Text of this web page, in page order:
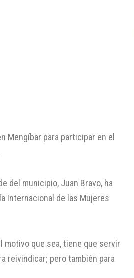
Mengíbar para participar en el
del municipio, Juan Bravo, ha
Internacional de las Mujeres
motivo que sea, tiene que servir
reivindicar; pero también para